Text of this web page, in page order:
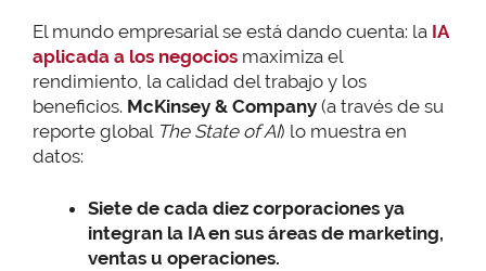
El mundo empresarial se está dando cuenta: la IA
aplicada a los negocios maximiza el
rendimiento, la calidad del trabajo y los
beneficios. McKinsey & Company (a través de su
reporte global The State of AI) lo muestra en
datos:
Siete de cada diez corporaciones ya
integran la IA en sus áreas de marketing,
ventas u operaciones.